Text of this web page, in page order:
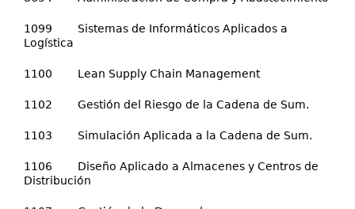
1099 Sistemas de Informáticos Aplicados a
Logística
1100 Lean Supply Chain Management
1102 Gestión del Riesgo de la Cadena de Sum.
1103 Simulación Aplicada a la Cadena de Sum.
1106 Diseño Aplicado a Almacenes y Centros de
Distribución